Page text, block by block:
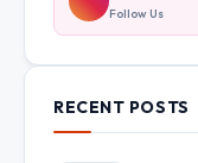
Follow Us
RECENT POSTS